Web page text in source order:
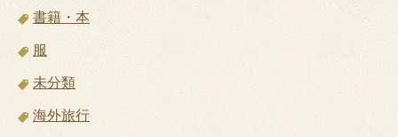
書籍・本
服
未分類
海外旅行